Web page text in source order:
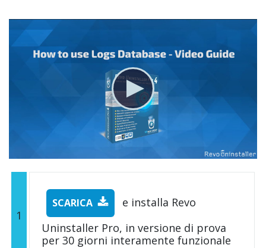
1
SCARICA
e installa Revo
Uninstaller Pro, in versione di prova
per 30 giorni interamente funzionale